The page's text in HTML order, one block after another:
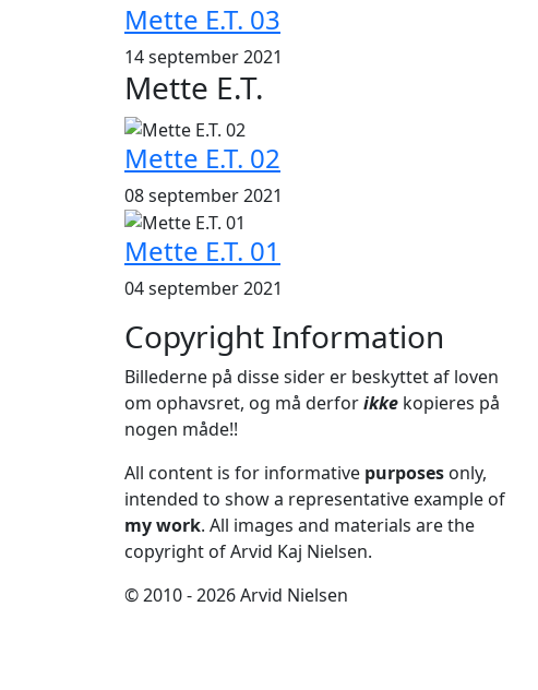
Mette E.T. 03
14 september 2021
Mette E.T.
Mette E.T. 02
08 september 2021
Mette E.T. 01
04 september 2021
Copyright Information
Billederne på disse sider er beskyttet af loven
om ophavsret, og må derforikke kopieres på
nogen måde!!
All content is for informative purposes only,
intended to show a representative example of
my work. All images and materials are the
copyright of Arvid Kaj Nielsen.
© 2010 - 2026 Arvid Nielsen